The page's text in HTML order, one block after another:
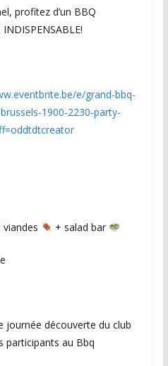
profitez d’un BBQ
e/grand-bbq-
1900-2230-party-
+ salad bar
journée découverte du club
participants au Bbq